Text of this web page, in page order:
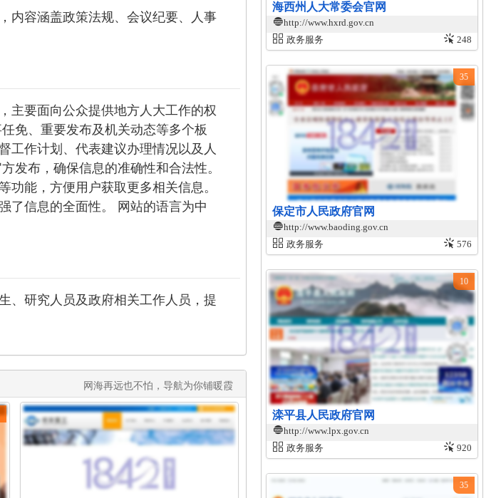
内容涵盖政策法规、会议纪要、人事
主要面向公众提供地方人大工作的权
免、重要发布及机关动态等多个板
工作计划、代表建议办理情况以及人
发布，确保信息的准确性和合法性。
能，方便用户获取更多相关信息。
了信息的全面性。 网站的语言为中
、研究人员及政府相关工作人员，提
网海再远也不怕，导航为你铺暖霞​
海西州人大常委会官网
http://www.hxrd.gov.cn
政务服务
248
保定市人民政府官网
http://www.baoding.gov.cn
政务服务
576
35
滦平县人民政府官网
http://www.lpx.gov.cn
政务服务
920
10
35